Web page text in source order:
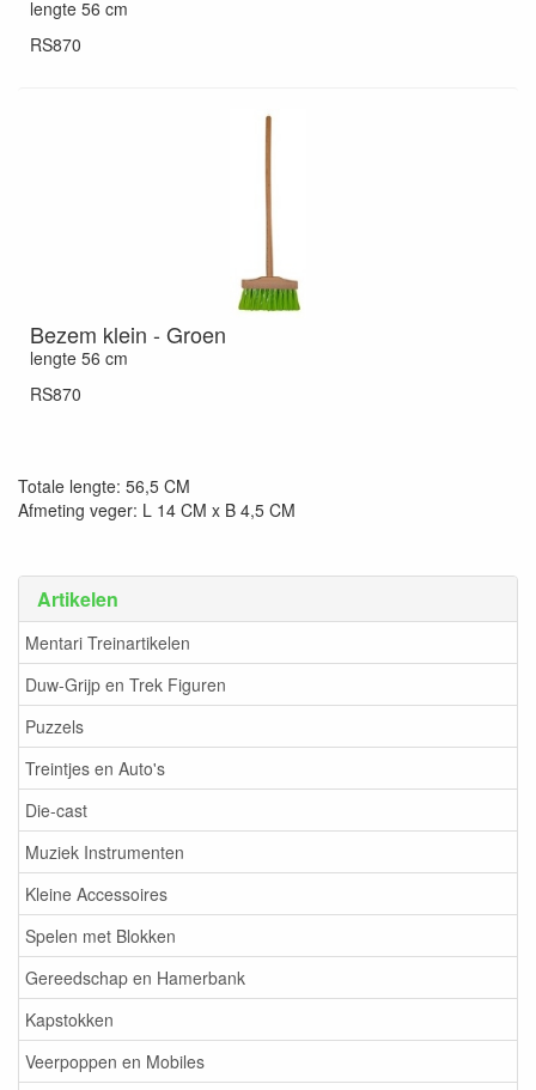
Artikelen
Mentari Treinartikelen
Duw-Grijp en Trek Figuren
Puzzels
Treintjes en Auto's
Die-cast
Muziek Instrumenten
Kleine Accessoires
Spelen met Blokken
Gereedschap en Hamerbank
Kapstokken
Veerpoppen en Mobiles
lengte 56 cm
RS870
Bezem klein - Groen
lengte 56 cm
RS870
Totale lengte: 56,5 CM
Afmeting veger: L 14 CM x B 4,5 CM